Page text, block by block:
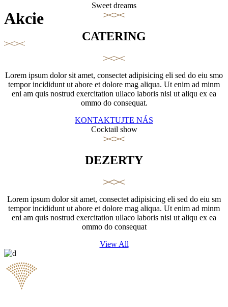
Akcie
Sweet dreams
CATERING
Lorem ipsum dolor sit amet, consectet adipisicing eli sed do eiu smo
tempor incididunt ut abore et dolore mag aliqua. Ut enim ad minm
eni am quis nostrud exercitation ullaco laboris nisi ut aliqu ex ea
ommo do consequat.
KONTAKTUJTE NÁS
Cocktail show
DEZERTY
Lorem ipsum dolor sit amet, consectet adipisicing eli sed do eiu sm
tempor incididunt ut abore et dolore mag aliqua. Ut enim ad minm
eni am quis nostrud exercitation ullaco laboris nisi ut aliqu ex ea
ommo do consequat
View All